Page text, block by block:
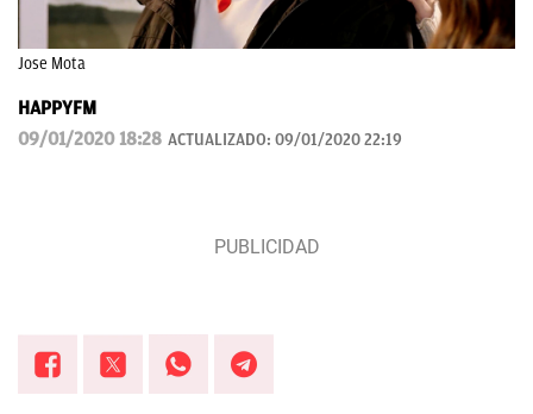
Jose Mota
HAPPYFM
09/01/2020 18:28 ACTUALIZADO: 09/01/2020 22:19